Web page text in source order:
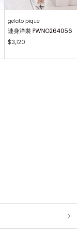
gelato pique
連身洋裝 PWNO264056
$3,120